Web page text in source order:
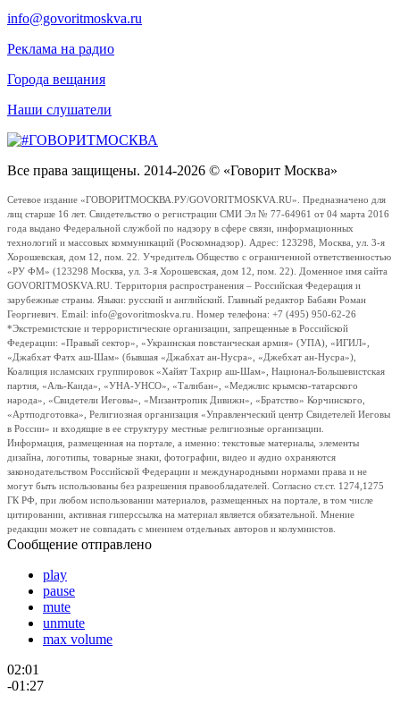
info@govoritmoskva.ru
Реклама на радио
Города вещания
Наши слушатели
Все права защищены. 2014-2026 © «Говорит Москва»
Сетевое издание «ГОВОРИТМОСКВА.РУ/GOVORITMOSKVA.RU». Предназначено для
лиц старше 16 лет. Свидетельство о регистрации СМИ Эл № 77-64961 от 04 марта 2016
года выдано Федеральной службой по надзору в сфере связи, информационных
технологий и массовых коммуникаций (Роскомнадзор). Адрес: 123298, Москва, ул. 3-я
Хорошевская, дом 12, пом. 22. Учредитель Общество с ограниченной ответственностью
«РУ ФМ» (123298 Москва, ул. 3-я Хорошевская, дом 12, пом. 22). Доменное имя сайта
GOVORITMOSKVA.RU. Территория распространения – Российская Федерация и
зарубежные страны. Языки: русский и английский. Главный редактор Бабаян Роман
Георгиевич. Email: info@govoritmoskva.ru. Номер телефона: +7 (495) 950-62-26
*Экстремистские и террористические организации, запрещенные в Российской
Федерации: «Правый сектор», «Украинская повстанческая армия» (УПА), «ИГИЛ»,
«Джабхат Фатх аш-Шам» (бывшая «Джабхат ан-Нусра», «Джебхат ан-Нусра»),
Коалиция исламских группировок «Хайят Тахрир аш-Шам», Национал-Большевистская
партия, «Аль-Каида», «УНА-УНСО», «Талибан», «Меджлис крымско-татарского
народа», «Свидетели Иеговы», «Мизантропик Дивижн», «Братство» Корчинского,
«Артподготовка», Религиозная организация «Управленческий центр Свидетелей Иеговы
в России» и входящие в ее структуру местные религиозные организации.
Информация, размещенная на портале, а именно: текстовые материалы, элементы
дизайна, логотипы, товарные знаки, фотографии, видео и аудио охраняются
законодательством Российской Федерации и международными нормами права и не
могут быть использованы без разрешения правообладателей. Согласно ст.ст. 1274,1275
ГК РФ, при любом использовании материалов, размещенных на портале, в том числе
цитировании, активная гиперссылка на материал является обязательной. Мнение
редакции может не совпадать с мнением отдельных авторов и колумнистов.
Сообщение отправлено
play
pause
mute
unmute
max volume
02:01
-01:27